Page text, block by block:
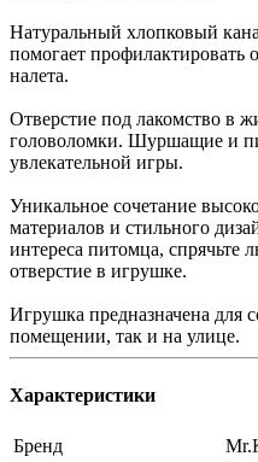
Натуральный хлопковый
помогает профилактировать
налета.
Отверстие под лакомство в
головоломки. Шуршащие и
увлекательной игры.
Уникальное сочетание
материалов и стильного
интереса питомца, спрячьте
отверстие в игрушке.
Игрушка предназначена для
помещении, так и на улице.
Характеристики
Бренд